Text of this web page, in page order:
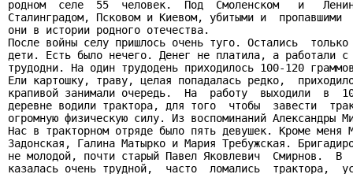
родном  селе  55  человек.  Под  Смоленском   и
Сталинградом, Псковом и Киевом, убитыми и
они в истории родного отечества.
После войны селу пришлось очень туго. Остались
дети. Есть было нечего. Денег не платила, а работали
трудодни. На один трудодень приходилось 100-120
Ели картошку, траву, целая попадалась редко,
крапивой занимали очередь.  На  работу  выходили  в
деревне водили трактора, для того  чтобы  завести
огромную физическую силу. Из воспоминаний Александры
Нас в тракторном отряде было пять девушек. Кроме меня
Задонская, Галина Матырко и Мария Требужская.
не молодой, почти старый Павел Яковлевич  Смирнов.  В
казалась очень трудной,  часто  ломались  трактора,